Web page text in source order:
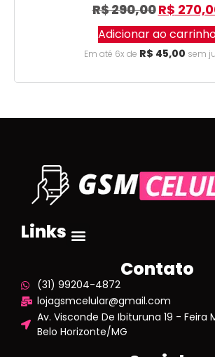
R$290,00R$
Adicionar ao
Em até 6x de R$ 45,00 sem
Links
Contato
(31) 99204-4872
lojagsmcelular@gmail.com
Av. Visconde De Ibituruna 19 - Feira
Belo Horizonte/MG